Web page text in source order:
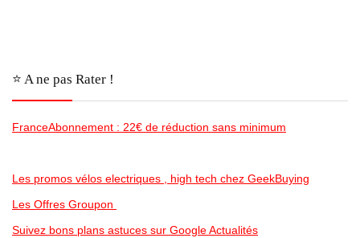
⭐️ A ne pas Rater !
FranceAbonnement : 22€ de réduction sans minimum
Les promos vélos electriques , high tech chez GeekBuying
Les Offres Groupon
Suivez bons plans astuces sur Google Actualités